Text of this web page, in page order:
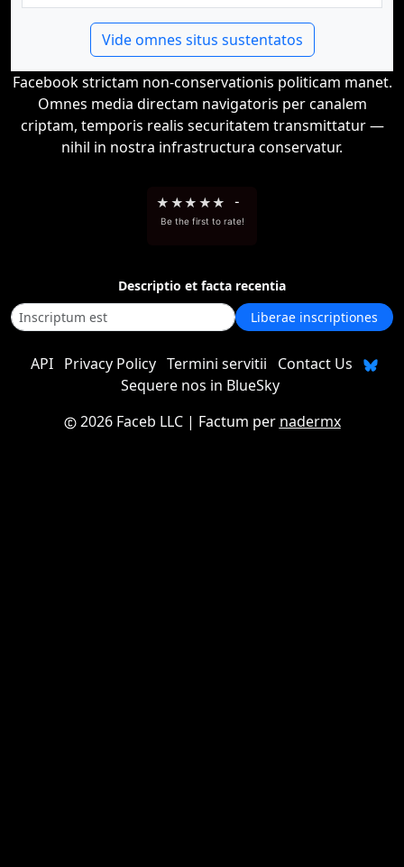
Vide omnes situs sustentatos
Facebook strictam non-conservationis politicam manet.
Omnes media directam navigatoris per canalem
criptam, temporis realis securitatem transmittatur —
nihil in nostra infrastructura conservatur.
★ ★★ ★★ -
Be the first to rate!
Descriptio et facta recentia
Liberae inscriptiones
API Privacy Policy Termini servitii
Contact Us
Sequere nos in BlueSky
2026 Faceb LLC| Factum per nadermx